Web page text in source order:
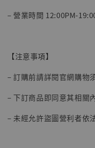
子彈飛 鵝城縣
– 營業時間 12:00PM-
【注意事項】
– 訂購前請詳閱官網購物
– 下訂商品即同意其相關
– 未經允許盜圖營利者依